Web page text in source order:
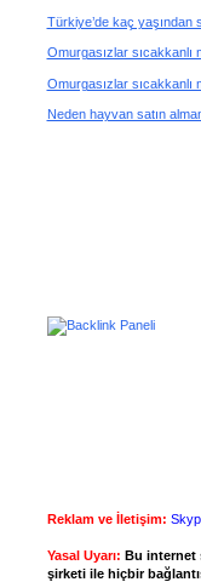
Türkiye’de kaç yaşından
Omurgasızlar sıcakkanlı
Omurgasızlar sıcakkanlı
Neden hayvan satın
Reklam ve İletişim:
Yasal Uyarı: Bu internet
şirketi ile hiçbir